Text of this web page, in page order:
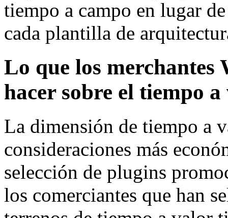
tiempo a campo en lugar
cada plantilla de
Lo que los merchantes
hacer sobre el tiempo
La dimensión de tiempo a
consideraciones más
selección de plugins
los comerciantes que han